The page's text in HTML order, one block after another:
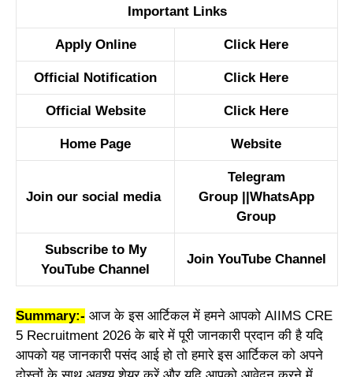
Important Links
Apply Online Click Here
Official Notification Click Here
Official Website Click Here
Home Page Website
Join our social media
Telegram
Group||WhatsApp
Group
Subscribe to My
YouTube Channel
Join YouTube Channel
Summary:- आज के इस आर्टिकल में हमने आपको AIIMS CRE
5 Recruitment 2026के बारे में पूरी जानकारी प्रदान की है यदि
आपको यह जानकारी पसंद आई हो तो हमारे इस आर्टिकल को अपने